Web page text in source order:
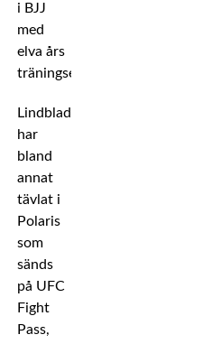
i BJJ
med
elva års
träningserfarenhet.
Lindblad
har
bland
annat
tävlat i
Polaris
som
sänds
på UFC
Fight
Pass,